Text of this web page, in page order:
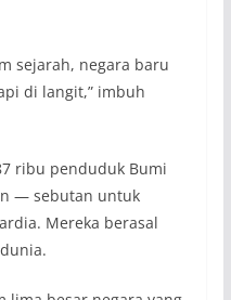
sejarah, negara baru
di langit,” imbuh
ribu penduduk Bumi
— sebutan untuk
Mereka berasal